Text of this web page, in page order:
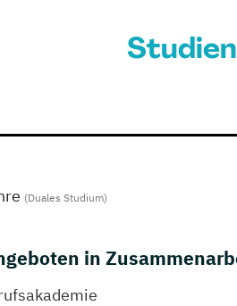
(Duales Studium)
in